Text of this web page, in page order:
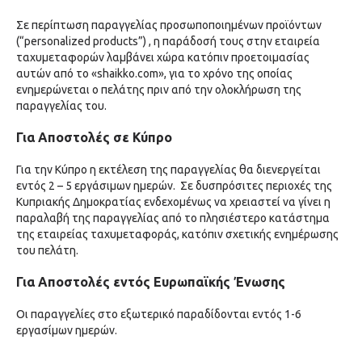
Σε περίπτωση παραγγελίας προσωποποιημένων προϊόντων
(“personalized products”) , η παράδοσή τους στην εταιρεία
ταχυμεταφορών λαμβάνει χώρα κατόπιν προετοιμασίας
αυτών από το «shaikko.com», για το χρόνο της οποίας
ενημερώνεται ο πελάτης πριν από την ολοκλήρωση της
παραγγελίας του.
Για Αποστολές σε Κύπρο
Για την Κύπρο η εκτέλεση της παραγγελίας θα διενεργείται
εντός 2 – 5 εργάσιμων ημερών. Σε δυσπρόσιτες περιοχές της
Κυπριακής Δημοκρατίας ενδεχομένως να χρειαστεί να γίνει η
παραλαβή της παραγγελίας από το πλησιέστερο κατάστημα
της εταιρείας ταχυμεταφοράς, κατόπιν σχετικής ενημέρωσης
του πελάτη.
Για Αποστολές εντός Ευρωπαϊκής Ένωσης
Οι παραγγελίες στο εξωτερικό παραδίδονται εντός 1-6
εργασίμων ημερών.